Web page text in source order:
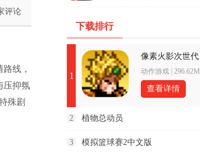
评论
线，
压抑氛
殊剧
下载排行
1
像素火影次世代
动作游戏 296.62M
查看详情
2 植物总动员
3 模拟篮球赛2中文版